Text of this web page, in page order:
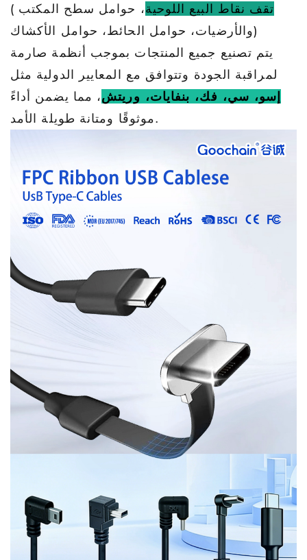
(
تقف نقاط البيع اللوحية، حوامل سطح المكتب
والأرضيات، حوامل الحائط، حوامل الأكشاك)
يتم تصنيع جميع المنتجات بموجب أنظمة صارمة
لمراقبة الجودة وتتوافق مع المعايير الدولية مثل
إسو، سي، فك، بنفايات، وريتش، مما يضمن أداءً
موثوقًا ومتانة طويلة الأمد.